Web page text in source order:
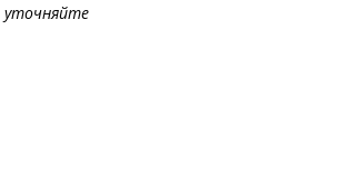
уточняйте